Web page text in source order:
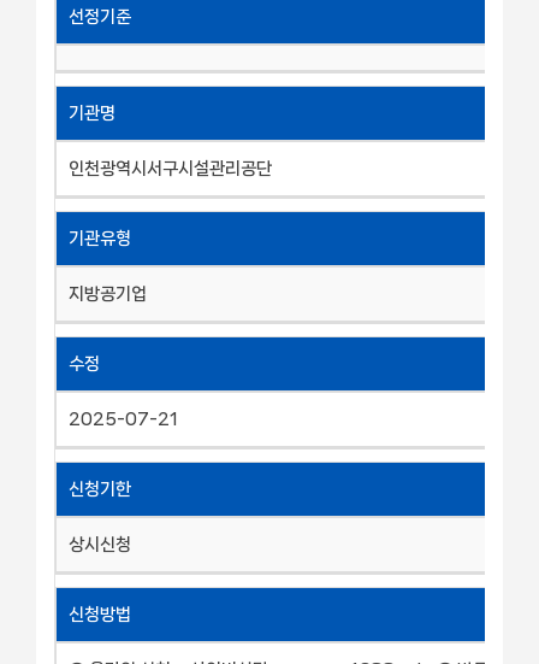
선정기준
기관명
인천광역시서구시설관리공단
기관유형
지방공기업
수정
2025-07-21
신청기한
상시신청
신청방법